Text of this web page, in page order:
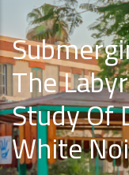
The
Study Of
White